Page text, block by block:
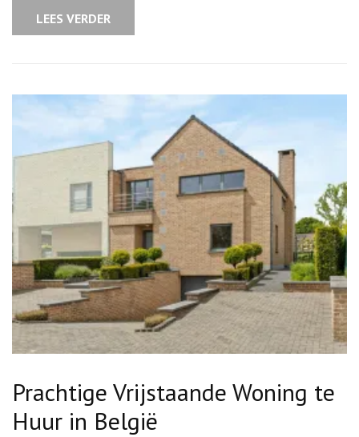
LEES VERDER
Prachtige Vrijstaande Woning te
Huur in België